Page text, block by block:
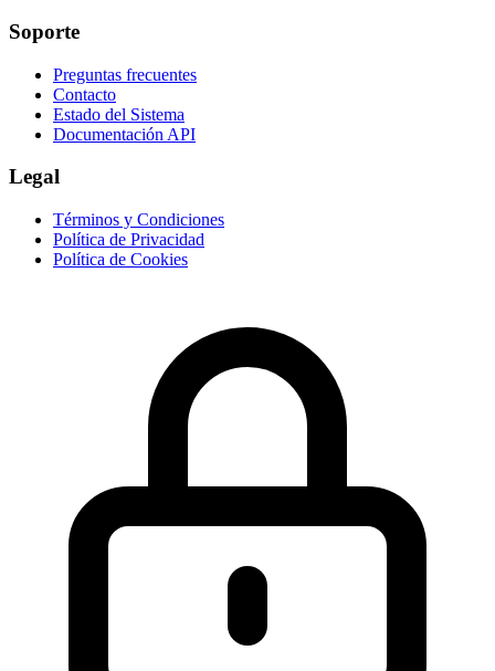
Soporte
Preguntas frecuentes
Contacto
Estado del Sistema
Documentación API
Legal
Términos y Condiciones
Política de Privacidad
Política de Cookies